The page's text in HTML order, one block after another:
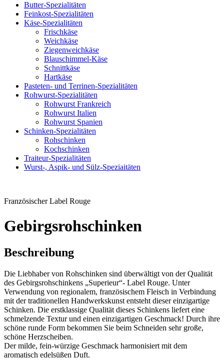
Butter-Spezialitäten
Feinkost-Spezialitäten
Käse-Spezialitäten
Frischkäse
Weichkäse
Ziegenweichkäse
Blauschimmel-Käse
Schnittkäse
Hartkäse
Pasteten- und Terrinen-Spezialitäten
Rohwurst-Spezialitäten
Rohwurst Frankreich
Rohwurst Italien
Rohwurst Spanien
Schinken-Spezialitäten
Rohschinken
Kochschinken
Traiteur-Spezialitäten
Wurst-, Aspik- und Sülz-Speziaitäten
Französischer Label Rouge
Gebirgsrohschinken
Beschreibung
Die Liebhaber von Rohschinken sind überwältigt von der Qualität
des Gebirgsrohschinkens „Superieur“- Label Rouge. Unter
Verwendung von regionalem, französischem Fleisch in Verbindung
mit der traditionellen Handwerkskunst entsteht dieser einzigartige
Schinken. Die erstklassige Qualität dieses Schinkens liefert eine
schmelzende Textur und einen einzigartigen Geschmack! Durch ihre
schöne runde Form bekommen Sie beim Schneiden sehr große,
schöne Herzscheiben.
Der milde, fein-würzige Geschmack harmonisiert mit dem
aromatisch edelsüßen Duft.